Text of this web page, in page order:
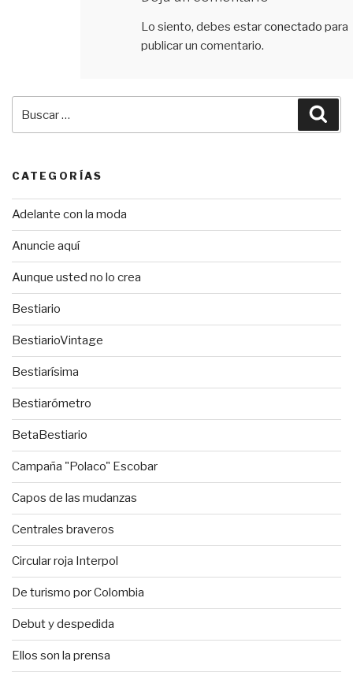
Lo siento, debes estarconectado para
publicar un comentario.
CATEGORÍAS
Adelante con la moda
Anuncie aquí
Aunque usted no lo crea
Bestiario
BestiarioVintage
Bestiarísima
Bestiarómetro
BetaBestiario
Campaña "Polaco" Escobar
Capos de las mudanzas
Centrales braveros
Circular roja Interpol
De turismo por Colombia
Debut y despedida
Ellos son la prensa